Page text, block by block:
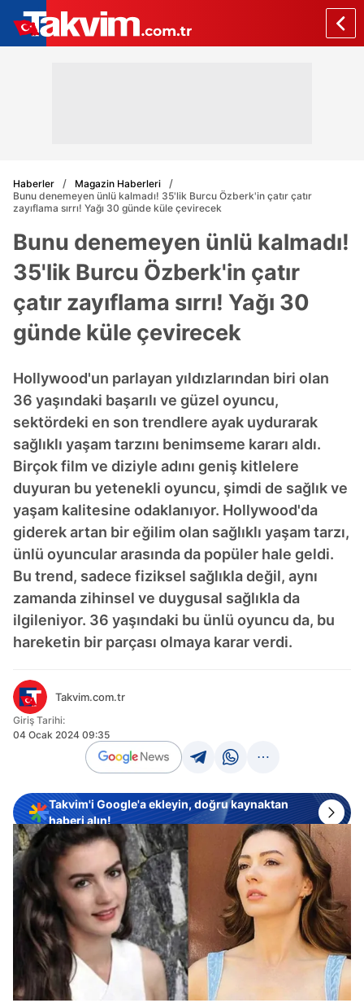
Haberler
Magazin Haberleri
Bunu denemeyen ünlü kalmadı! 35'lik Burcu Özberk'in çatır çatır
zayıflama sırrı! Yağı 30 günde küle çevirecek
Bunu denemeyen ünlü kalmadı!
35'lik Burcu Özberk'in çatır
çatır zayıflama sırrı! Yağı 30
günde küle çevirecek
Hollywood'un parlayan yıldızlarından biri olan
36 yaşındaki başarılı ve güzel oyuncu,
sektördeki en son trendlere ayak uydurarak
sağlıklı yaşam tarzını benimseme kararı aldı.
Birçok film ve diziyle adını geniş kitlelere
duyuran bu yetenekli oyuncu, şimdi de sağlık ve
yaşam kalitesine odaklanıyor. Hollywood'da
giderek artan bir eğilim olan sağlıklı yaşam tarzı,
ünlü oyuncular arasında da popüler hale geldi.
Bu trend, sadece fiziksel sağlıkla değil, aynı
zamanda zihinsel ve duygusal sağlıkla da
ilgileniyor. 36 yaşındaki bu ünlü oyuncu da, bu
hareketin bir parçası olmaya karar verdi.
Takvim.com.tr
Giriş Tarihi:
04 Ocak 2024 09:35
Takvim'i Google'a ekleyin, doğru kaynaktan
haberi alın!